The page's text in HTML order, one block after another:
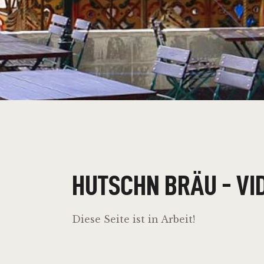
HUTSCHN BRÄU -
Diese Seite ist in Arbeit!